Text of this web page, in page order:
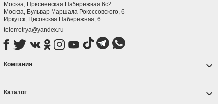
Москва, Пресненская Набережная 6с2
Москва, ​Бульвар Маршала Рокоссовского, 6
Иркутск, ​Цесовская Набережная, 6
telemetrya@yandex.ru
Компания
Каталог